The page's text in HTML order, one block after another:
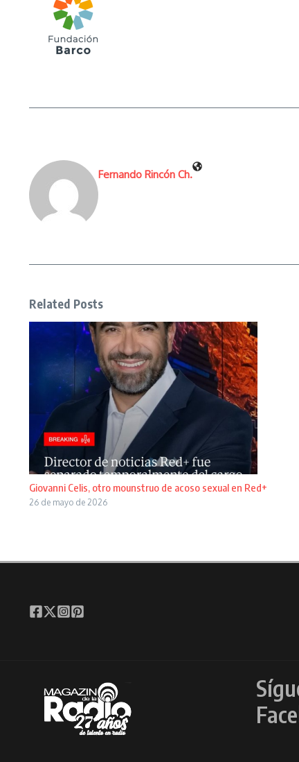
Fernando Rincón Ch.
Related Posts
Giovanni Celis, otro mounstruo de acoso sexual en Red+
26 de mayo de 2026